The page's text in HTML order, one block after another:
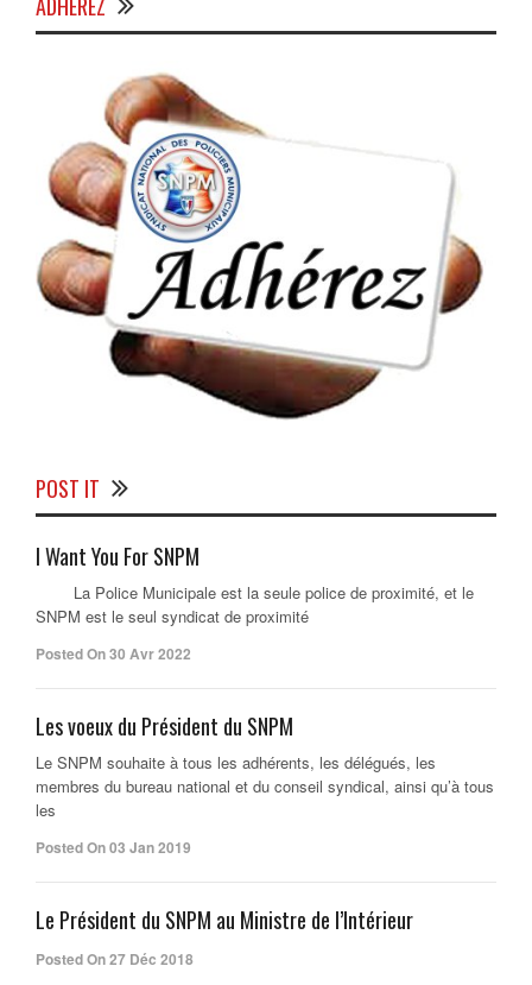
POST IT
I Want You For SNPM
La Police Municipale est la seule police de proximité, et le
SNPM est le seul syndicat de proximité
Posted On 30 Avr 2022
Les voeux du Président du SNPM
Le SNPM souhaite à tous les adhérents, les délégués, les
membres du bureau national et du conseil syndical, ainsi qu’à tous
les
Posted On 03 Jan 2019
Le Président du SNPM au Ministre de l’Intérieur
Posted On 27 Déc 2018